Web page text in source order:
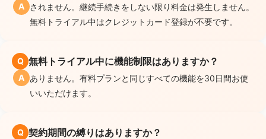
A されません。継続手続きをしない限り料金は発生しません。
無料トライアル中はクレジットカード登録が不要です。
Q 無料トライアル中に機能制限はありますか？
A ありません。有料プランと同じすべての機能を30日間お使
いいただけます。
Q 契約期間の縛りはありますか？